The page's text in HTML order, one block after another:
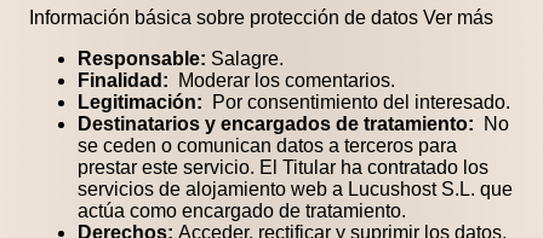
Información básica sobre protección de datos Ver más
Responsable: Salagre.
Finalidad: Moderar los comentarios.
Legitimación: Por consentimiento del interesado.
Destinatarios y encargados de tratamiento: No
se ceden o comunican datos a terceros para
prestar este servicio. El Titular ha contratado los
servicios de alojamiento web a Lucushost S.L. que
actúa como encargado de tratamiento.
Derechos: Acceder, rectificar y suprimir los datos.